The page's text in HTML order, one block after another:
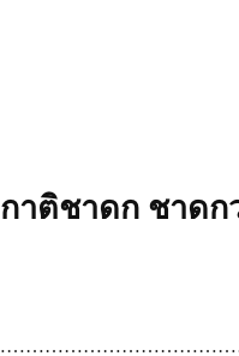
าติชาดก ชาดก